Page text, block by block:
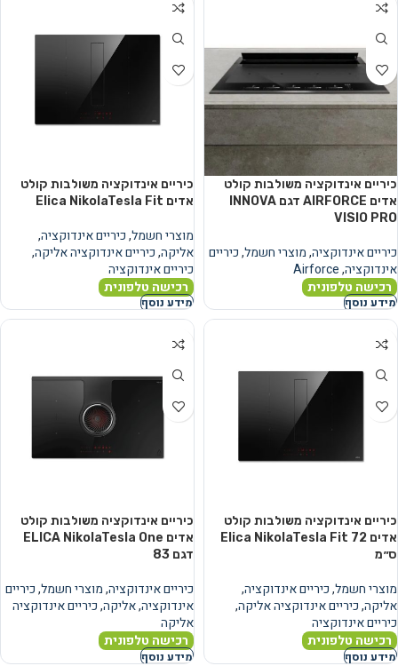
כיריים אינדוקציה משולבות קולט
אדים AIRFORCE דגם INNOVA
VISIO PRO
כיריים אינדוקציה,מוצרי חשמל,כיריים
אינדוקציה,
Airforce
רכישה טלפונית
מידע נוסף
כיריים אינדוקציה משולבות קולט
אדים Elica NikolaTesla Fit
מוצרי חשמל,כיריים אינדוקציה,
אליקה,כיריים אינדוקציה אליקה,
כיריים אינדוקציה
רכישה טלפונית
מידע נוסף
כיריים אינדוקציה משולבות קולט
אדים Elica NikolaTesla Fit 72
ס״מ
מוצרי חשמל,כיריים אינדוקציה,
אליקה,כיריים אינדוקציה אליקה,
כיריים אינדוקציה
רכישה טלפונית
מידע נוסף
כיריים אינדוקציה משולבות קולט
אדים ELICA NikolaTesla One
דגם 83
כיריים אינדוקציה,מוצרי חשמל,כיריים
אינדוקציה,אליקה,כיריים אינדוקציה
אליקה
רכישה טלפונית
מידע נוסף